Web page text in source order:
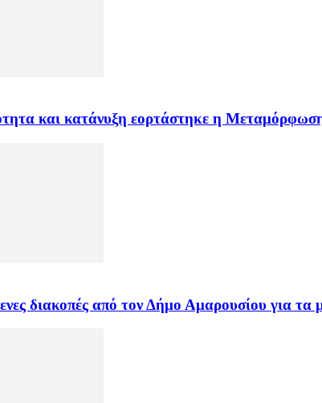
και κατάνυξη εορτάστηκε η
διακοπές από τον Δήμο Αμαρουσίου για